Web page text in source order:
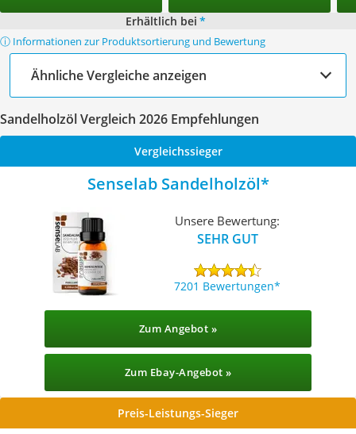
Erhältlich bei *
ⓘ Informationen zur Produktsortierung und Bewertung
Ähnliche Vergleiche anzeigen
Sandelholzöl Vergleich 2026 Empfehlungen
Vergleichssieger
Senselab Sandelholzöl
Unsere Bewertung:
SEHR GUT
7201 Bewertungen
Zum Angebot »
Zum Ebay-Angebot »
Preis-Leistungs-Sieger